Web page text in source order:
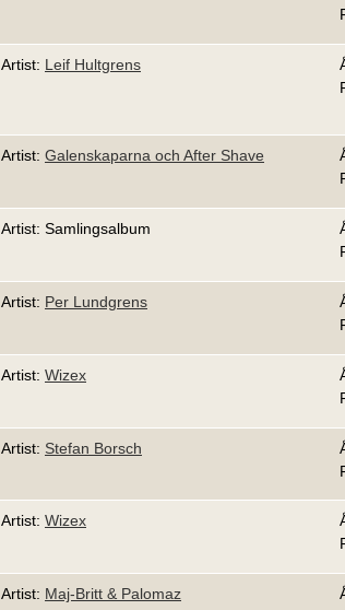
Artist: Leif Hultgrens
Artist: Galenskaparna och After Shave
Artist: Samlingsalbum
Artist: Per Lundgrens
Artist: Wizex
Artist: Stefan Borsch
Artist: Wizex
Artist: Maj-Britt & Palomaz